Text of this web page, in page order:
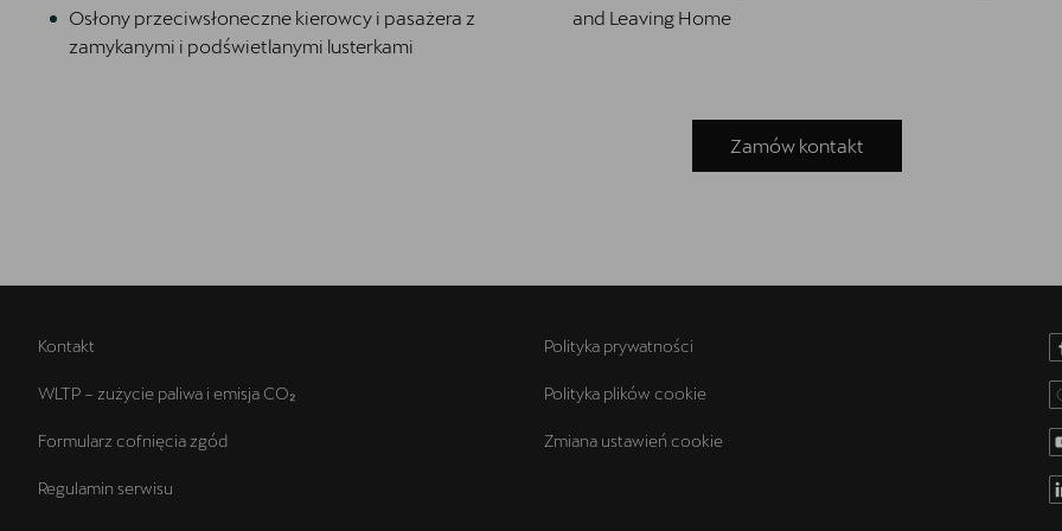
Osłony przeciwsłoneczne kierowcy i pasażera z
zamykanymi i podświetlanymi lusterkami
and Leaving Home
Zamów kontakt
Kontakt
WLTP – zużycie paliwa i emisja CO₂
Formularz cofnięcia zgód
Regulamin serwisu
Polityka prywatności
Polityka plików cookie
Zmiana ustawień cookie